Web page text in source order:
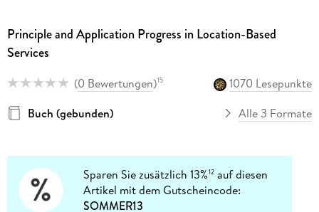
Principle and Application Progress in Location-Based
Services
(0 Bewertungen)15
1070 Lesepunkte
Buch (gebunden)
Alle 3 Formate
Sparen Sie zusätzlich 13%12 auf diesen
Artikel mit dem Gutscheincode:
SOMMER13